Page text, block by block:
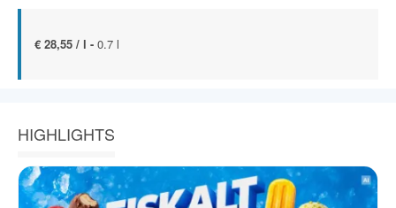
€ 28,55 / l - 0.7 l
HIGHLIGHTS